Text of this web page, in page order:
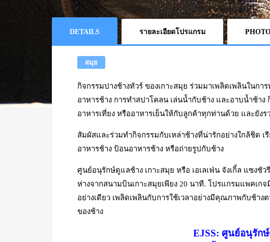
DETAILS รายละเอียดโปรแกรม
สมุย
กิจกรรมปางช้างทัวร์ ของเกาะสมุย ร่วมมาเพลิดเพลินในกา
อาหารช้าง การทำสปาโคลน เล่นน้ำกับช้าง และอาบน้ำช้า
อาหารเที่ยง หรืออาหารเย็นให้กับลูกค้าทุกท่านด้วย และยัง
สัมผัสและร่วมทำกิจกรรมกับเหล่าช้างที่น่ารักอย่างใกล้ชิด
อาหารช้าง ป้อนอาหารช้าง หรือถ่ายรูปกับช้าง
ศูนย์อนุรักษ์ดูแลช้าง เกาะสมุย หรือ เอเลเฟ่น จังเกิ้ล แซงชัว
ห่างจากสนามบินเกาะสมุยเพียง 20 นาที. โปรแกรมแพคเก
อย่างเดียว เพลิดเพลินกับการใช้เวลาอย่างมีคุณภาพกับช้า
ของช้าง
EJSS: ศูนย์อนุรัก